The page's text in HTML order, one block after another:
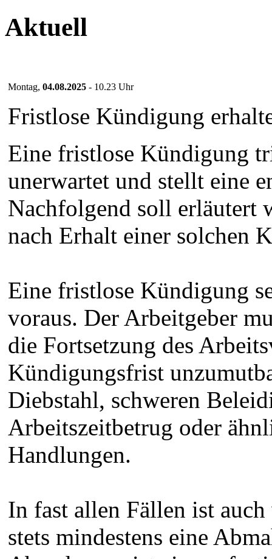
Aktuell
Montag, 04.08.2025 - 10.23 Uhr
Fristlose Kündigung
Eine fristlose Kündigung
unerwartet und stellt eine
Nachfolgend soll erläutert
nach Erhalt einer solchen
Eine fristlose Kündigung
voraus. Der Arbeitgeber
die Fortsetzung des
Kündigungsfrist
Diebstahl, schweren
Arbeitszeitbetrug oder
Handlungen.
In fast allen Fällen ist
stets mindestens eine